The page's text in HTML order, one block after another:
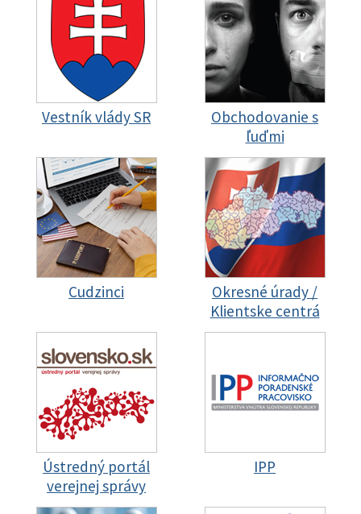
Vestník vlády SR
Obchodovanie s
ľuďmi
Cudzinci
Okresné úrady /
Klientske centrá
Ústredný portál
verejnej správy
IPP